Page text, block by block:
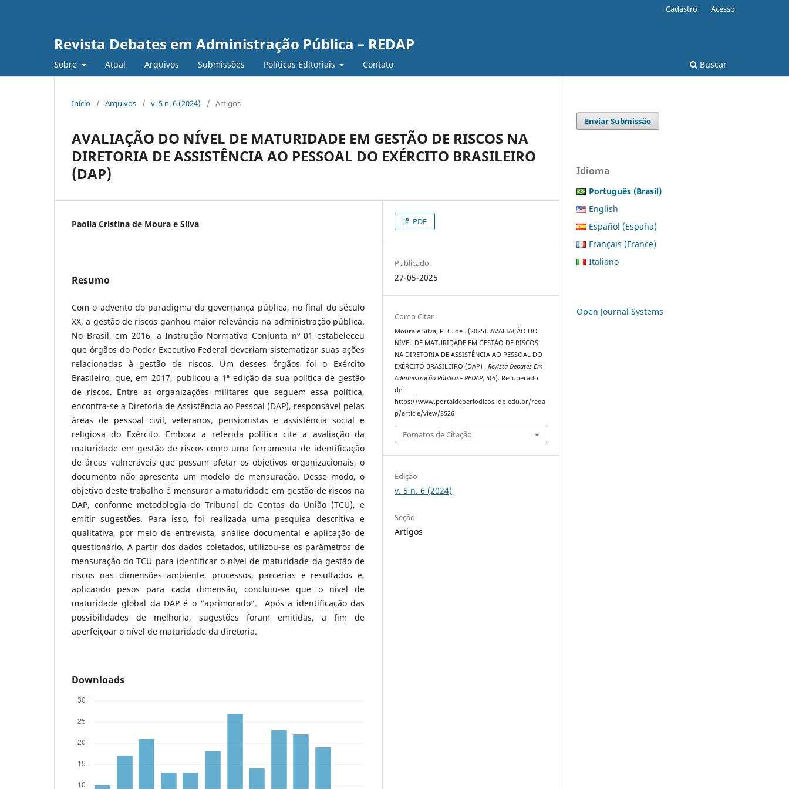
Revista Debates em Administração Pública – REDAP
Sobre Atual Arquivos Submissões Políticas Editoriais Contato Buscar
Cadastro Acesso
Início / Arquivos / v. 5 n. 6 (2024) / Artigos
AVALIAÇÃO DO NÍVEL DE MATURIDADE EM GESTÃO DE RISCOS NA
DIRETORIA DE ASSISTÊNCIA AO PESSOAL DO EXÉRCITO BRASILEIRO
(DAP)
Paolla Cristina de Moura e Silva
Resumo
Com o advento do paradigma da governança pública, no final do século
XX, a gestão de riscos ganhou maior relevância na administração pública.
No Brasil, em 2016, a Instrução Normativa Conjunta nº 01 estabeleceu
que órgãos do Poder Executivo Federal deveriam sistematizar suas ações
relacionadas à gestão de riscos. Um desses órgãos foi o Exército
Brasileiro, que, em 2017, publicou a 1ª edição da sua política de gestão
de riscos. Entre as organizações militares que seguem essa política,
encontra-se a Diretoria de Assistência ao Pessoal (DAP), responsável pelas
áreas de pessoal civil, veteranos, pensionistas e assistência social e
religiosa do Exército. Embora a referida política cite a avaliação da
maturidade em gestão de riscos como uma ferramenta de identificação
de áreas vulneráveis que possam afetar os objetivos organizacionais, o
documento não apresenta um modelo de mensuração. Desse modo, o
objetivo deste trabalho é mensurar a maturidade em gestão de riscos na
DAP, conforme metodologia do Tribunal de Contas da União (TCU), e
emitir sugestões. Para isso, foi realizada uma pesquisa descritiva e
qualitativa, por meio de entrevista, análise documental e aplicação de
questionário. A partir dos dados coletados, utilizou-se os parâmetros de
mensuração do TCU para identificar o nível de maturidade da gestão de
riscos nas dimensões ambiente, processos, parcerias e resultados e,
aplicando pesos para cada dimensão, concluiu-se que o nível de
maturidade global da DAP é o “aprimorado”. Após a identificação das
possibilidades de melhoria, sugestões foram emitidas, a fim de
aperfeiçoar o nível de maturidade da diretoria.
Downloads
PDF
Publicado
27-05-2025
Como Citar
Moura e Silva, P. C. de . (2025). AVALIAÇÃO DO
NÍVEL DE MATURIDADE EM GESTÃO DE RISCOS
NA DIRETORIA DE ASSISTÊNCIA AO PESSOAL DO
EXÉRCITO BRASILEIRO (DAP) .Revista Debates Em
Administração Pública – REDAP,5(6). Recuperado
de
https://www.portaldeperiodicos.idp.edu.br/reda
p/article/view/8526
Fomatos de Citação
Edição
v. 5 n. 6 (2024)
Seção
Artigos
Enviar Submissão
Idioma
Português (Brasil)
English
Español (España)
Français (France)
Italiano
Open Journal Systems